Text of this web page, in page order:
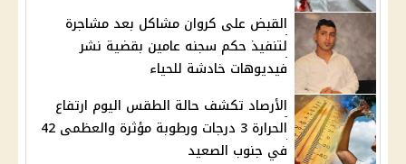
القبض على كروان مشاكل بعد مشاجرة
لتنفيذ حكم سجنه عامين بقضية نشر
فيديوهات خادشة للحياء
الأرصاد تكشف حالة الطقس اليوم ارتفاع
الحرارة 3 درجات ورطوبة مؤثرة والعظمى 42
في جنوب الصعيد